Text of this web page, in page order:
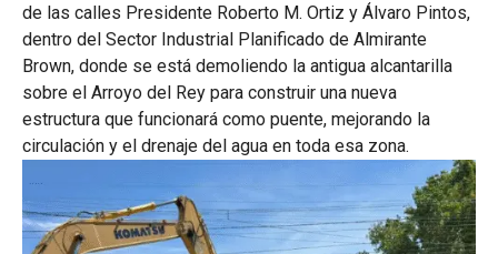
de las calles Presidente Roberto M. Ortiz y Álvaro Pintos,
dentro del Sector Industrial Planificado de Almirante
Brown, donde se está demoliendo la antigua alcantarilla
sobre el Arroyo del Rey para construir una nueva
estructura que funcionará como puente, mejorando la
circulación y el drenaje del agua en toda esa zona.